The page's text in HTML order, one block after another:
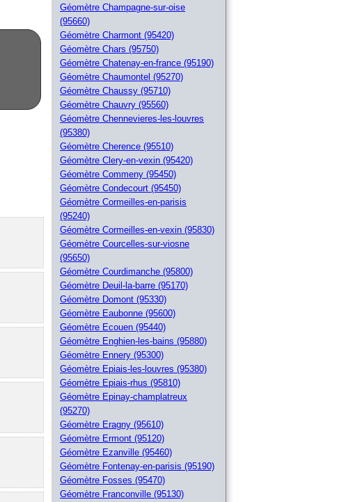
Géomètre Champagne-sur-oise
(95660)
Géomètre Charmont (95420)
Géomètre Chars (95750)
Géomètre Chatenay-en-france (95190)
Géomètre Chaumontel (95270)
Géomètre Chaussy (95710)
Géomètre Chauvry (95560)
Géomètre Chennevieres-les-louvres
(95380)
Géomètre Cherence (95510)
Géomètre Clery-en-vexin (95420)
Géomètre Commeny (95450)
Géomètre Condecourt (95450)
Géomètre Cormeilles-en-parisis
(95240)
Géomètre Cormeilles-en-vexin (95830)
Géomètre Courcelles-sur-viosne
(95650)
Géomètre Courdimanche (95800)
Géomètre Deuil-la-barre (95170)
Géomètre Domont (95330)
Géomètre Eaubonne (95600)
Géomètre Ecouen (95440)
Géomètre Enghien-les-bains (95880)
Géomètre Ennery (95300)
Géomètre Epiais-les-louvres (95380)
Géomètre Epiais-rhus (95810)
Géomètre Epinay-champlatreux
(95270)
Géomètre Eragny (95610)
Géomètre Ermont (95120)
Géomètre Ezanville (95460)
Géomètre Fontenay-en-parisis (95190)
Géomètre Fosses (95470)
Géomètre Franconville (95130)